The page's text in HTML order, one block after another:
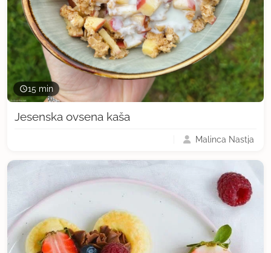
15 min
Jesenska ovsena kaša
Malinca Nastja